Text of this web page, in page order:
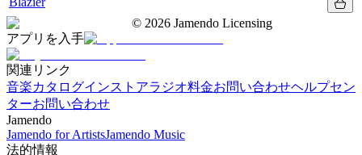
© 2026 Jamendo Licensing
アプリを入手
関連リンク
音楽カタログインストアラジオ料金お問い合わせヘルプセン
ターお問い合わせ
Jamendo
Jamendo for ArtistsJamendo Music
法的情報